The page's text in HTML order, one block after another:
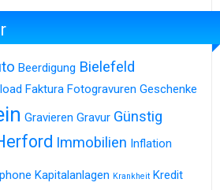
Beerdigung Bielefeld
Faktura Fotogravuren Geschenke
Gravieren Gravur Günstig
Immobilien Inflation
Kapitalanlagen Krankheit Kredit